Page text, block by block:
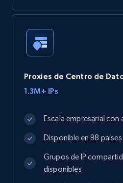
Proxies de Centro de
1.3M+ IPs
Escala empresarial con
Disponible en 98 países
Grupos de IP
disponibles